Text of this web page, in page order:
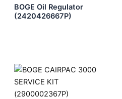
BOGE Oil Regulator
(2420426667P)